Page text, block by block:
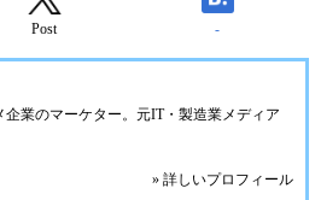
Post -
企業のマーケター。元IT・製造業メディア
» 詳しいプロフィール